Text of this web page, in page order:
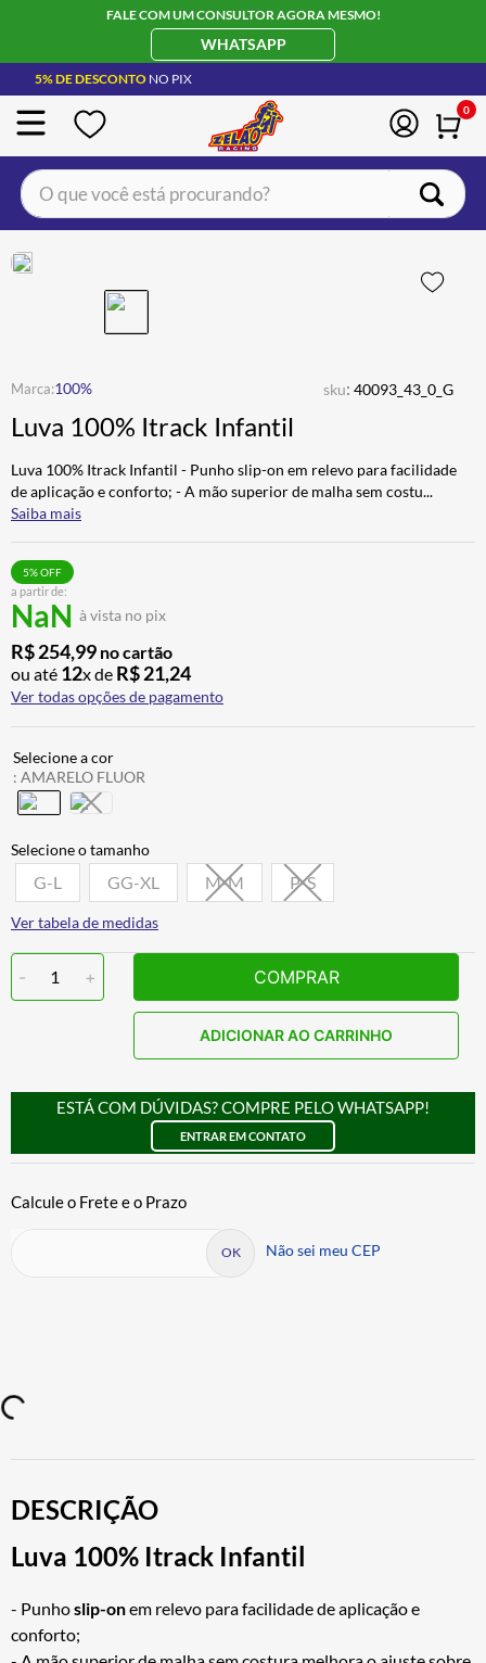
FALE COM UM CONSULTOR AGORA MESMO!
WHATSAPP
5% DE DESCONTO NO PIX
0
O que você está procurando?
100% sku: 40093_43_0_G
Luva 100% Itrack Infantil
Luva 100% Itrack Infantil - Punho slip-on em relevo para facilidade
de aplicação e conforto; - A mão superior de malha sem costu...
Saiba mais
a partir de:
NaN à vista no pix
5% OFF
R$254,99 no cartão
ou até 12x de R$21,24
Ver todas opções de pagamento
: AMARELO FLUOR
G-L GG-XL M-M P-S
Ver tabela de medidas
- 1 + COMPRAR
ADICIONAR AO CARRINHO
ESTÁ COM DÚVIDAS? COMPRE PELO WHATSAPP!
ENTRAR EM CONTATO
Não sei meu CEP
DESCRIÇÃO
Luva 100% Itrack Infantil
- Punhoslip-onem relevo para facilidade de aplicação e
conforto;
BOTA
4º ÓCULOS SOLAR
5º LUVA
6º BAU
7º CALÇA
8º ALPINESTAR
9º
10º BOTAS